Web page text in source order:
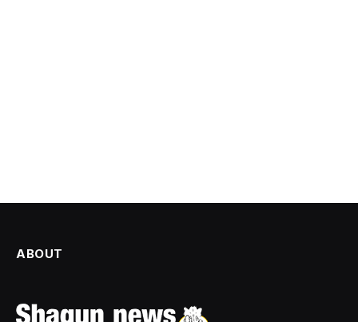
ABOUT